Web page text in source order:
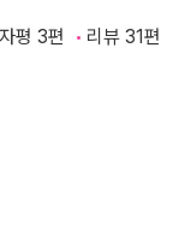
평 3편 리뷰 31편